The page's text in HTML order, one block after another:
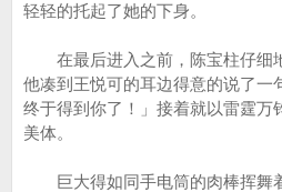
轻轻的托起了她的下身。
在最后进入之前，陈宝柱仔细
他凑到王悦可的耳边得意的说了一
终于得到你了！」接着就以雷霆万
美体。
巨大得如同手电筒的肉棒挥舞